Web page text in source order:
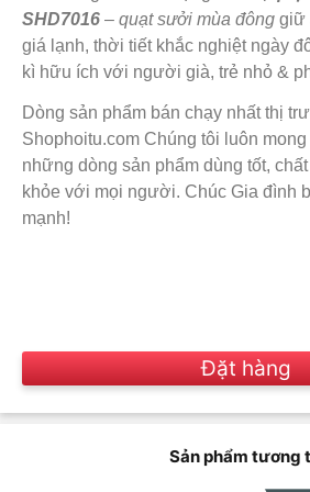
SHD7016 – quạt sưởi mùa đông giữ
giá lạnh, thời tiết khắc nghiệt ngày
kì hữu ích với người già, trẻ nhỏ &
Dòng sản phẩm bán chạy nhất thị
Shophoitu.com Chúng tôi luôn
những dòng sản phẩm dùng tốt, chất
khỏe với mọi người. Chúc Gia đình
mạnh!
Đặt hàng
Sản phẩm tương